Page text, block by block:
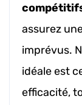
assurez
imprévus.
idéale est
efficacité,